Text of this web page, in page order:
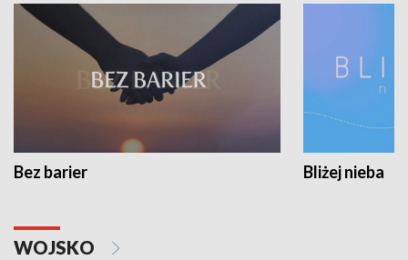
Bez barier Bliżej nieba
WOJSKO